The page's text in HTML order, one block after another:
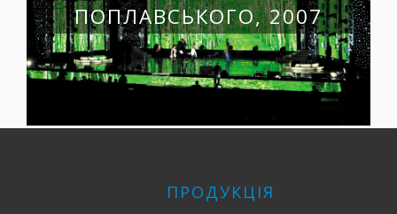
ПОПЛАВСЬКОГО, 2007
ПРОДУКЦІЯ